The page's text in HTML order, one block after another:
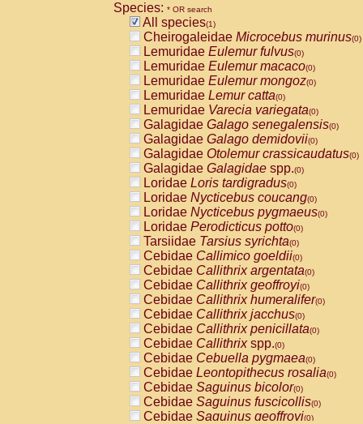
Species: * OR search
All species(1)
Cheirogaleidae Microcebus murinus(0)
Lemuridae Eulemur fulvus(0)
Lemuridae Eulemur macaco(0)
Lemuridae Eulemur mongoz(0)
Lemuridae Lemur catta(0)
Lemuridae Varecia variegata(0)
Galagidae Galago senegalensis(0)
Galagidae Galago demidovii(0)
Galagidae Otolemur crassicaudatus(0)
Galagidae Galagidae spp.(0)
Loridae Loris tardigradus(0)
Loridae Nycticebus coucang(0)
Loridae Nycticebus pygmaeus(0)
Loridae Perodicticus potto(0)
Tarsiidae Tarsius syrichta(0)
Cebidae Callimico goeldii(0)
Cebidae Callithrix argentata(0)
Cebidae Callithrix geoffroyi(0)
Cebidae Callithrix humeralifer(0)
Cebidae Callithrix jacchus(0)
Cebidae Callithrix penicillata(0)
Cebidae Callithrixspp.(0)
Cebidae Cebuella pygmaea(0)
Cebidae Leontopithecus rosalia(0)
Cebidae Saguinus bicolor(0)
Cebidae Saguinus fuscicollis(0)
Cebidae Saguinus geoffroyi(0)